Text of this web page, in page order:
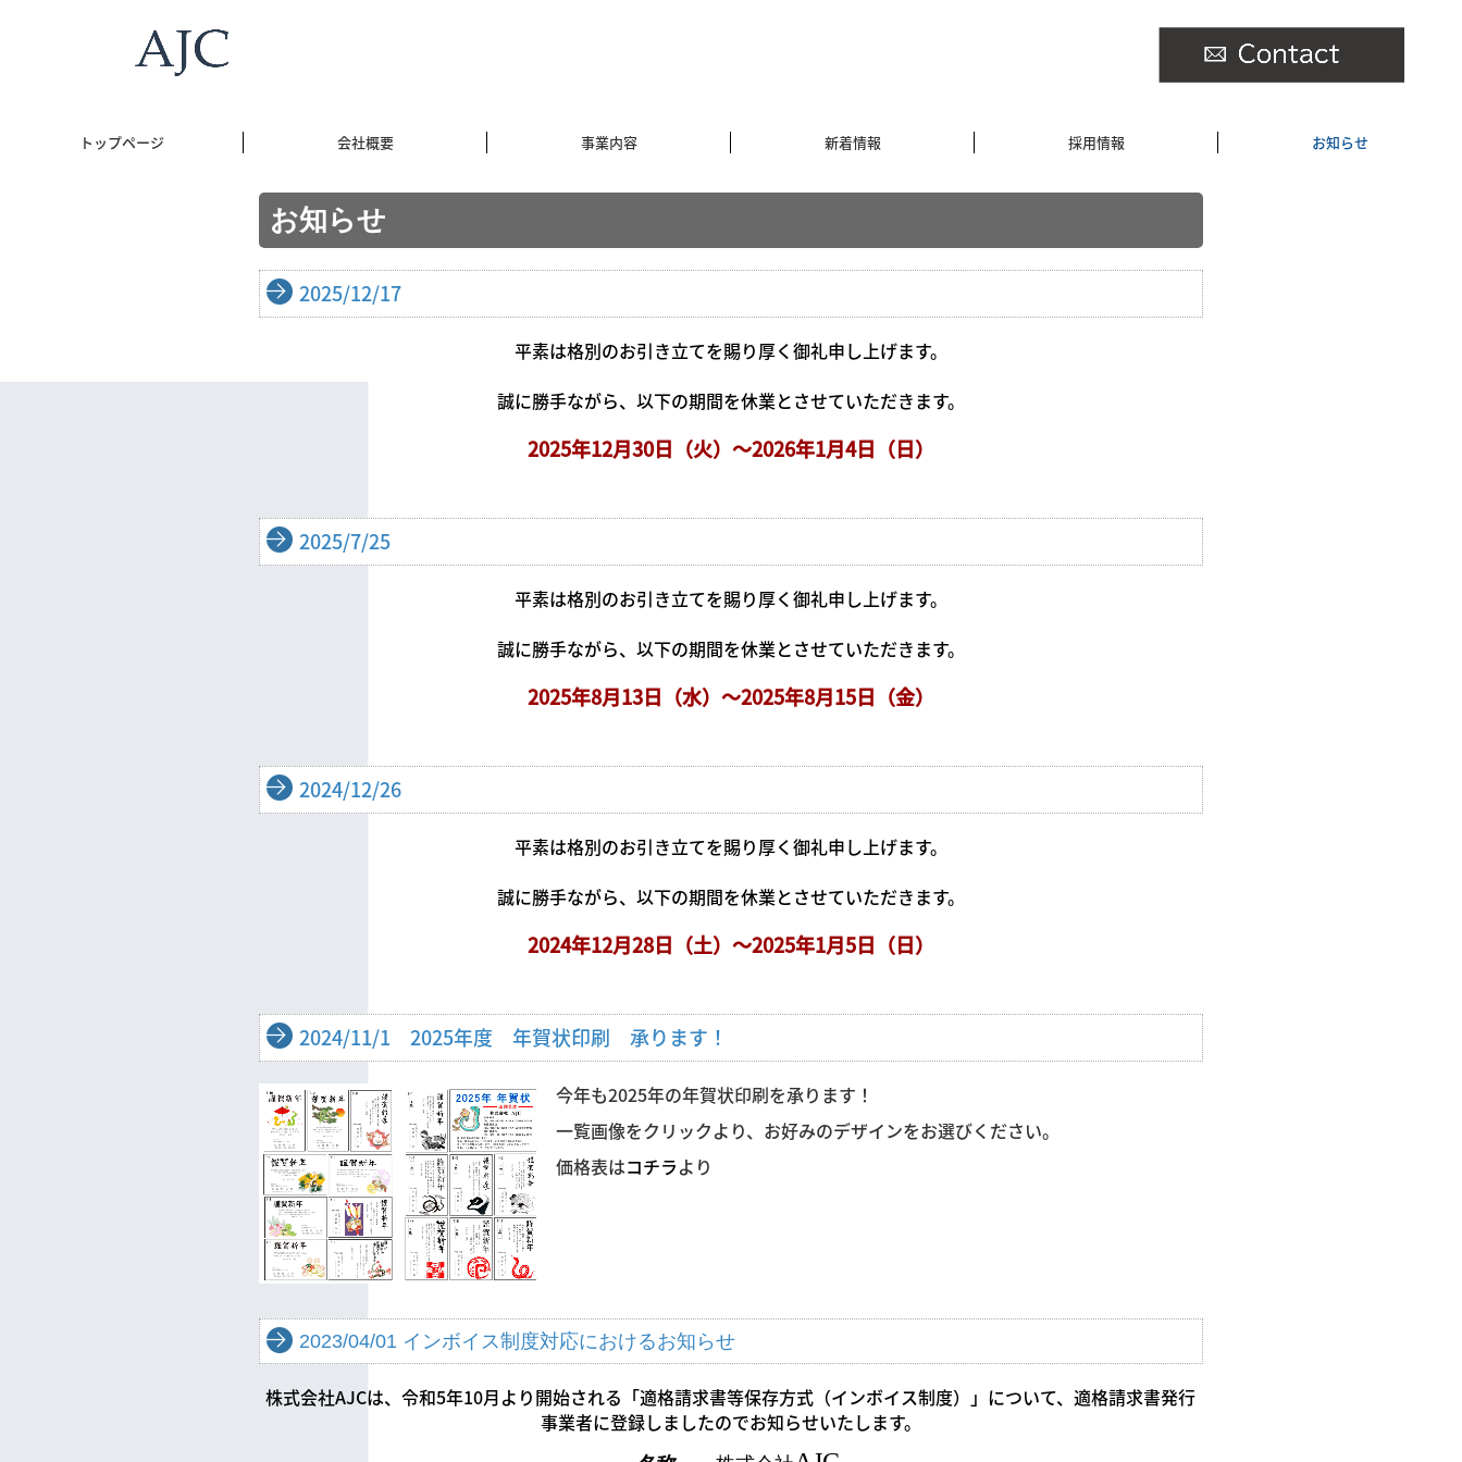
トップページ 会社概要 事業内容 新着情報 採用情報 お知らせ
お知らせ
2025/12/17
平素は格別のお引き立てを賜り厚く御礼申し上げます。
誠に勝手ながら、以下の期間を休業とさせていただきます。
2025年12月30日（火）～2026年1月4日（日）
2025/7/25
平素は格別のお引き立てを賜り厚く御礼申し上げます。
誠に勝手ながら、以下の期間を休業とさせていただきます。
2025年8月13日（水）～2025年8月15日（金）
2024/12/26
平素は格別のお引き立てを賜り厚く御礼申し上げます。
誠に勝手ながら、以下の期間を休業とさせていただきます。
2024年12月28日（土）～2025年1月5日（日）
2024/11/1 2025年度 年賀状印刷 承ります！
今年も2025年の年賀状印刷を承ります！
一覧画像をクリックより、お好みのデザインをお選びください。
価格表はコチラより
2023/04/01 インボイス制度対応におけるお知らせ
株式会社AJCは、令和5年10月より開始される「適格請求書等保存方式（インボイス制度）」について、適格請求書発行
事業者に登録しましたのでお知らせいたします。